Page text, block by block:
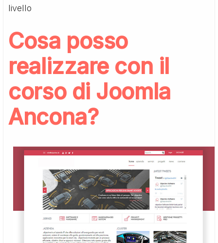
livello
Cosa posso
realizzare con il
corso di Joomla
Ancona?